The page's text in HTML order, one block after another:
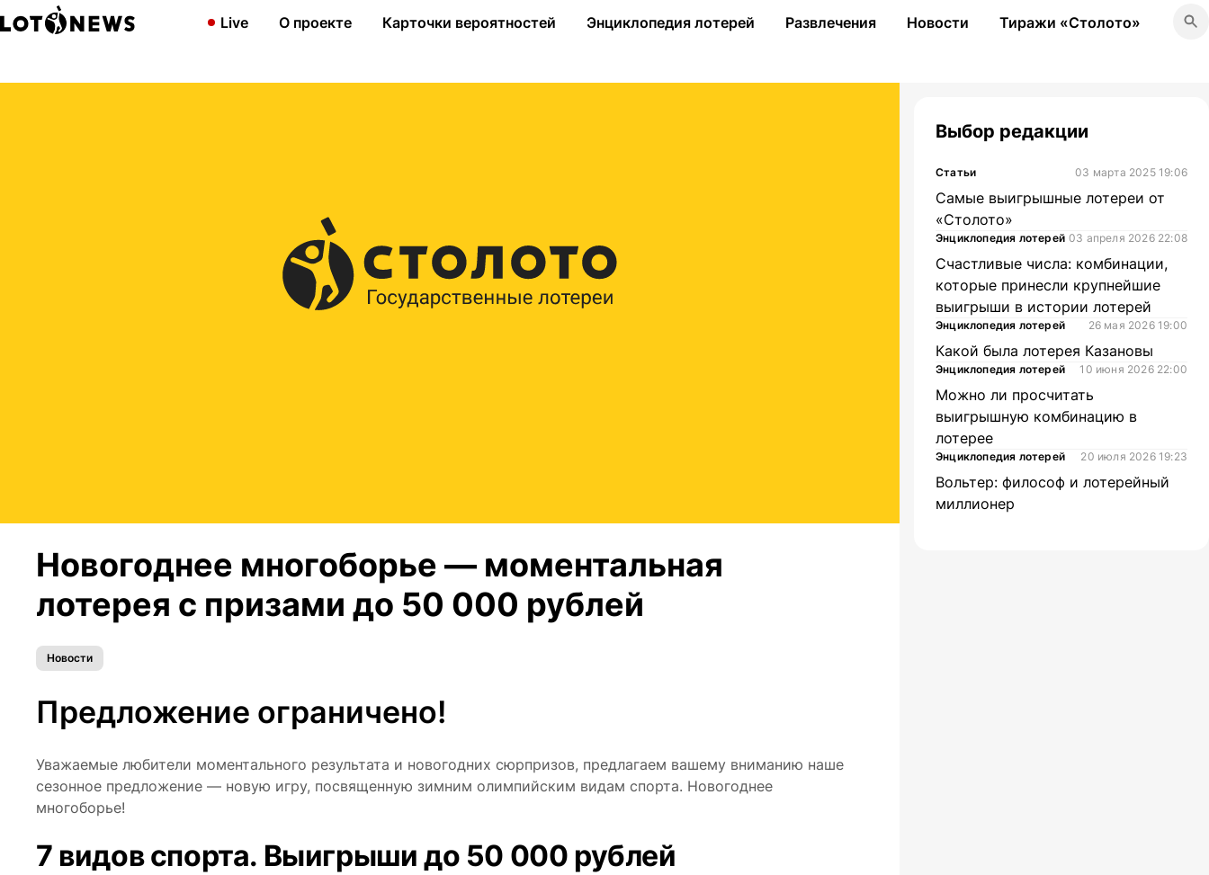
Live О проекте Карточки вероятностей Энциклопедия лотерей Развлечения Новости Тиражи «Столото»
Новогоднее многоборье ― моментальная
лотерея с призами до 50 000 рублей
Новости
Предложение ограничено!
Уважаемые любители моментального результата и новогодних сюрпризов, предлагаем вашему вниманию наше
сезонное предложение ― новую игру, посвященную зимним олимпийским видам спорта. Новогоднее
многоборье!
7 видов спорта. Выигрыши до 50 000 рублей
Выбор редакции
Статьи 03 марта 2025 19:06
Самые выигрышные лотереи от
«Столото»
Энциклопедия лотерей 03 апреля 2026 22:08
Счастливые числа: комбинации,
которые принесли крупнейшие
выигрыши в истории лотерей
Энциклопедия лотерей 26 мая 2026 19:00
Какой была лотерея Казановы
Энциклопедия лотерей 10 июня 2026 22:00
Можно ли просчитать
выигрышную комбинацию в
лотерее
Энциклопедия лотерей 20 июля 2026 19:23
Вольтер: философ и лотерейный
миллионер